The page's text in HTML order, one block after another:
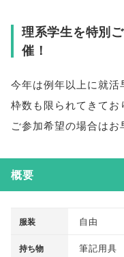
理系学生を特別
催！
今年は例年以上に就
枠数も限られてきてお
ご参加希望の場合はお
概要
服装 自由
持ち物 筆記用具